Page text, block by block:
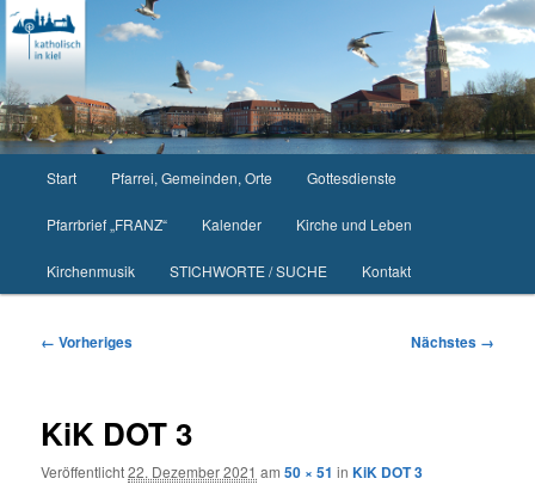
Zum
primären
Inhalt
springen
Start Pfarrei, Gemeinden, Orte Gottesdienste
Pfarrbrief „FRANZ“ Kalender Kirche und Leben
Kirchenmusik STICHWORTE / SUCHE Kontakt
Bilder-
← Vorheriges Nächstes →
KiK DOT 3
Veröffentlicht22. Dezember 2021 am50 × 51 inKiK DOT 3